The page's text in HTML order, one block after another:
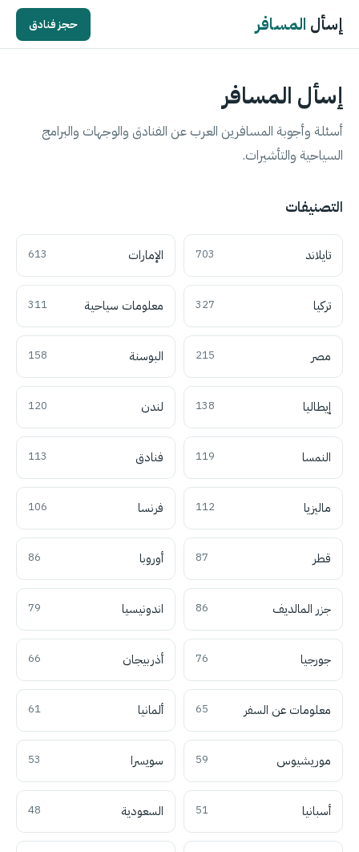
إسأل المسافر حجز فنادق
إسأل المسافر
أسئلة وأجوبة المسافرين العرب عن الفنادق والوجهات والبرامج
السياحية والتأشيرات.
التصنيفات
تايلاند 703 الإمارات 613
تركيا 327 معلومات سياحية 311
مصر 215 البوسنة 158
إيطاليا 138 لندن 120
النمسا 119 فنادق 113
ماليزيا 112 فرنسا 106
قطر 87 أوروبا 86
جزر المالديف 86 اندونيسيا 79
جورجيا 76 أذربيجان 66
معلومات عن السفر 65 ألمانيا 61
موريشيوس 59 سويسرا 53
أسبانيا 51 السعودية 48